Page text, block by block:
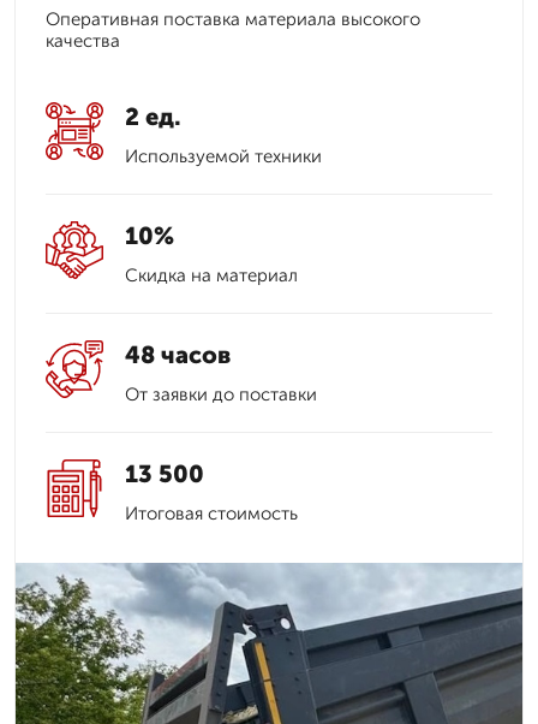
Оперативная поставка материала высокого
качества
2 ед.
Используемой техники
10%
Скидка на материал
48 часов
От заявки до поставки
13 500
Итоговая стоимость